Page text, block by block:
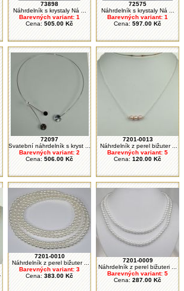
73898
Náhrdelník s krystaly Ná ...
Barevných variant: 1
Cena: 505.00 Kč
72575
Náhrdelník s krystaly Ná ...
Barevných variant: 1
Cena: 597.00 Kč
72097
Svatební náhrdelník s kryst ...
Barevných variant: 2
Cena: 506.00 Kč
7201-0013
Náhrdelník z perel bižuter ...
Barevných variant: 5
Cena: 120.00 Kč
7201-0010
Náhrdelník z perel bižuter ...
Barevných variant: 3
Cena: 383.00 Kč
7201-0009
Náhrdelník z perel bižuteri ...
Barevných variant: 5
Cena: 287.00 Kč